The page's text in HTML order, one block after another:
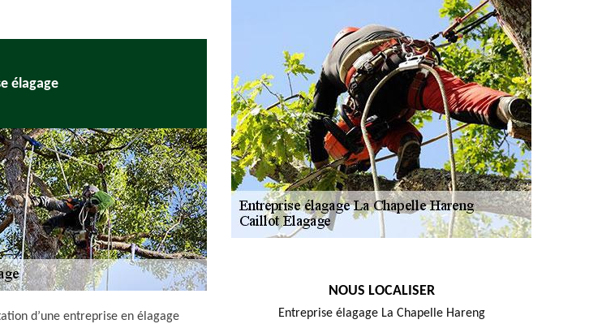
élagage
d’une entreprise en élagage
NOUS LOCALISER
Entreprise élagage La Chapelle Hareng